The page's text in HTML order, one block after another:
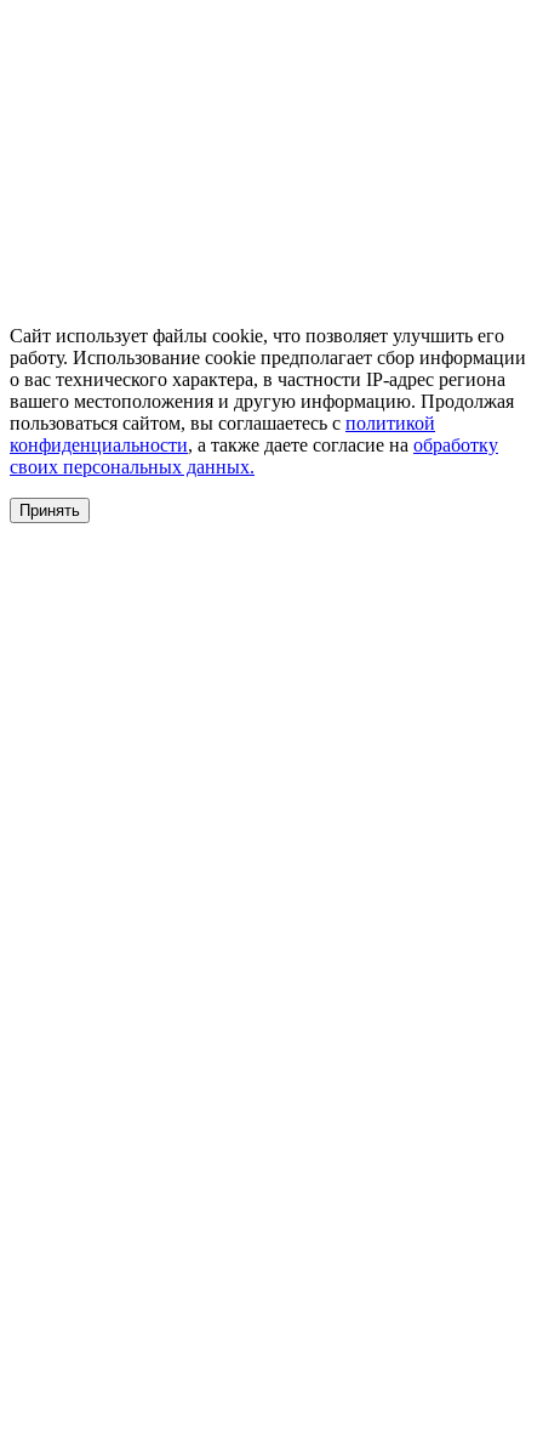
Сайт использует файлы cookie, что позволяет улучшить его
работу. Использование cookie предполагает сбор информации
о вас технического характера, в частности IP-адрес региона
вашего местоположения и другую информацию. Продолжая
пользоваться сайтом, вы соглашаетесь с политикой
конфиденциальности, а также даете согласие на обработку
своих персональных данных.
Принять